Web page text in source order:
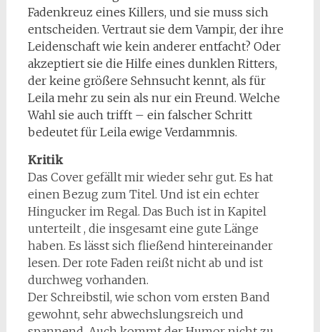
Fadenkreuz eines Killers, und sie muss sich
entscheiden. Vertraut sie dem Vampir, der ihre
Leidenschaft wie kein anderer entfacht? Oder
akzeptiert sie die Hilfe eines dunklen Ritters,
der keine größere Sehnsucht kennt, als für
Leila mehr zu sein als nur ein Freund. Welche
Wahl sie auch trifft – ein falscher Schritt
bedeutet für Leila ewige Verdammnis.
Kritik
Das Cover gefällt mir wieder sehr gut. Es hat
einen Bezug zum Titel. Und ist ein echter
Hingucker im Regal. Das Buch ist in Kapitel
unterteilt , die insgesamt eine gute Länge
haben. Es lässt sich fließend hintereinander
lesen. Der rote Faden reißt nicht ab und ist
durchweg vorhanden.
Der Schreibstil, wie schon vom ersten Band
gewohnt, sehr abwechslungsreich und